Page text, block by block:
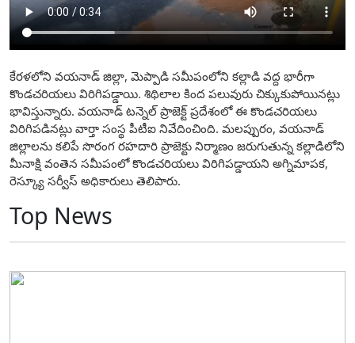
కేరళలోని వయనాడ్ జిల్లా, మెప్పాడి సమీపంలోని కల్లాడి వద్ద భారీగా
కొండచరియలు విరిగిపడ్డాయి. శిథిలాల కింద పలువురు చిక్కుకుపోయినట్లు
భావిస్తున్నారు. వయనాడ్ టన్నెల్ ప్రాజెక్ట్ ప్రదేశంలో ఈ కొండచరియలు
విరిగిపడినట్లు వార్తా సంస్థ పీటీఐ నివేదించింది. మలప్పురం, వయనాడ్
జిల్లాలను కలిపే సొరంగ రహదారి ప్రాజెక్టు నిర్మాణం జరుగుతున్న కల్లాడిలోని
మీనాక్షి వంతెన సమీపంలో కొండచరియలు విరిగిపడ్డాయని అగ్నిమాపక,
రెస్క్యూ సర్వీస్ అధికారులు తెలిపారు.
Top News